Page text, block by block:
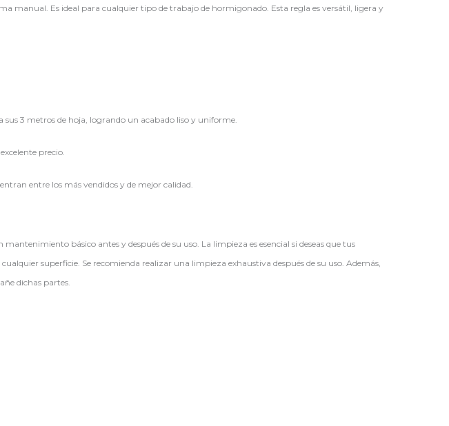
Es ideal para cualquier tipo de trabajo de hormigonado. Esta regla es versátil, ligera y
3 metros de hoja, logrando un acabado liso y uniforme.
precio.
entre los más vendidos y de mejor calidad.
básico antes y después de su uso. La limpieza es esencial si deseas que tus
superficie. Se recomienda realizar una limpieza exhaustiva después de su uso. Además,
dichas partes.